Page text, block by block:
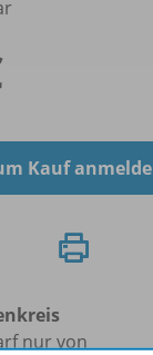
Kauf
nur von